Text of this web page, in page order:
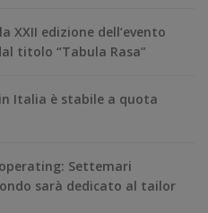
XXII edizione dell’evento
titolo “Tabula Rasa”
Italia è stabile a quota
Settemari
sarà dedicato al tailor